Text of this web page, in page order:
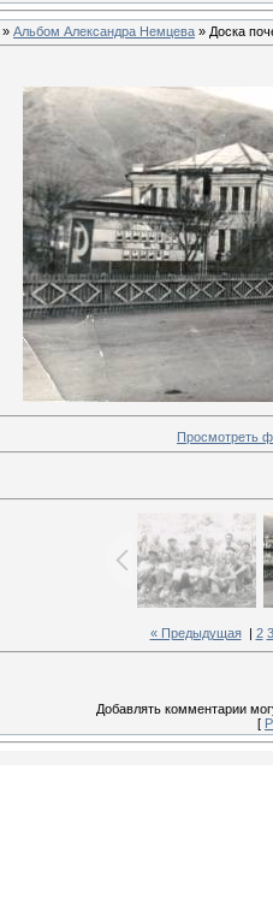
» Альбом Александра Немцева » Доска
Просмотреть
« Предыдущая| 2 3
Добавлять комментарии
[